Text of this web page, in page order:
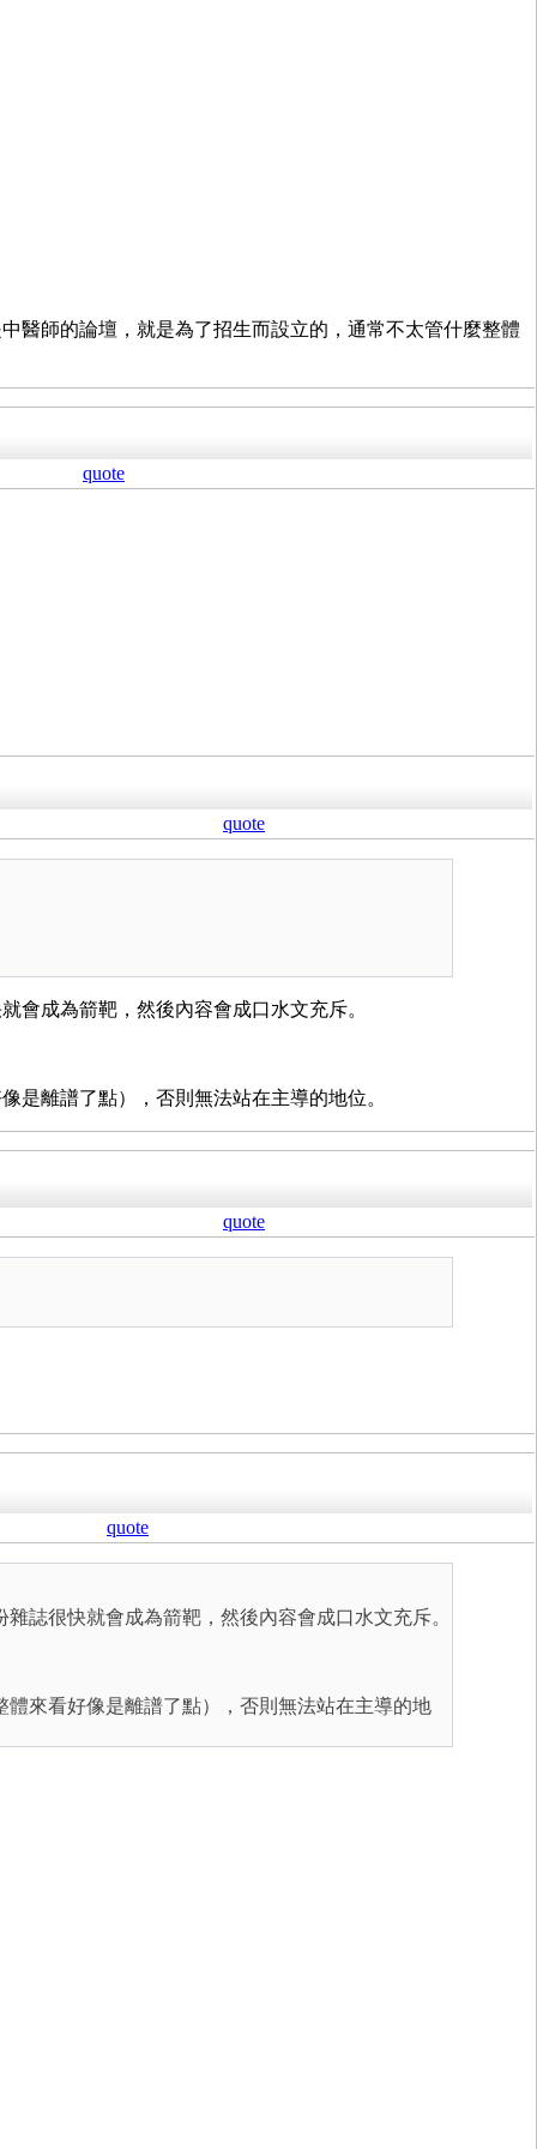
醫師的論壇，就是為了招生而設立的，通常不太管什麼整體
quote
quote
會成為箭靶，然後內容會成口水文充斥。
是離譜了點），否則無法站在主導的地位。
quote
quote
誌很快就會成為箭靶，然後內容會成口水文充斥。
來看好像是離譜了點），否則無法站在主導的地